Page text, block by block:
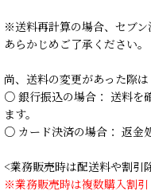
※送料再計算の場合、セブ
あらかじめご了承ください。
尚、送料の変更があった際は
○ 銀行振込の場合： 送料を
ます。
○ カード決済の場合： 返金
<業務販売時は配送料や割引
※業務販売時は複数購入割